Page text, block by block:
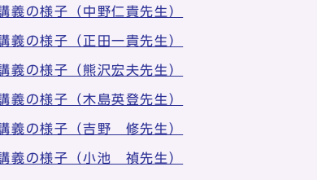
の様子（中野仁貴先生）
の様子（正田一貴先生）
の様子（熊沢宏夫先生）
の様子（木島英登先生）
義の様子（吉野 修先生）
義の様子（小池 禎先生）